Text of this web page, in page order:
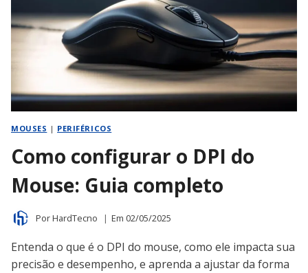
GAMES
E
TRABALHO
MOUSES | PERIFÉRICOS
Como configurar o DPI do
Mouse: Guia completo
PorHardTecno Em 02/05/2025
Entenda o que é o DPI do mouse, como ele impacta sua
precisão e desempenho, e aprenda a ajustar da forma